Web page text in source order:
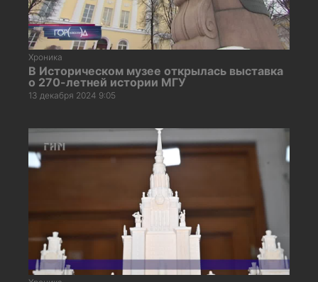
Хроника
В Историческом музее открылась выставка
о 270-летней истории МГУ
13 декабря 2024 9:05